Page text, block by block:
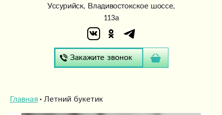
Уссурийск, Владивостокское шоссе,
113а
Закажите звонок
Главная Летний букетик